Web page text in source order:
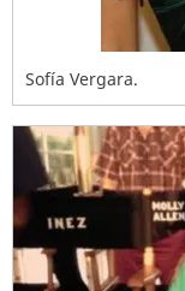
Sofía Vergara.